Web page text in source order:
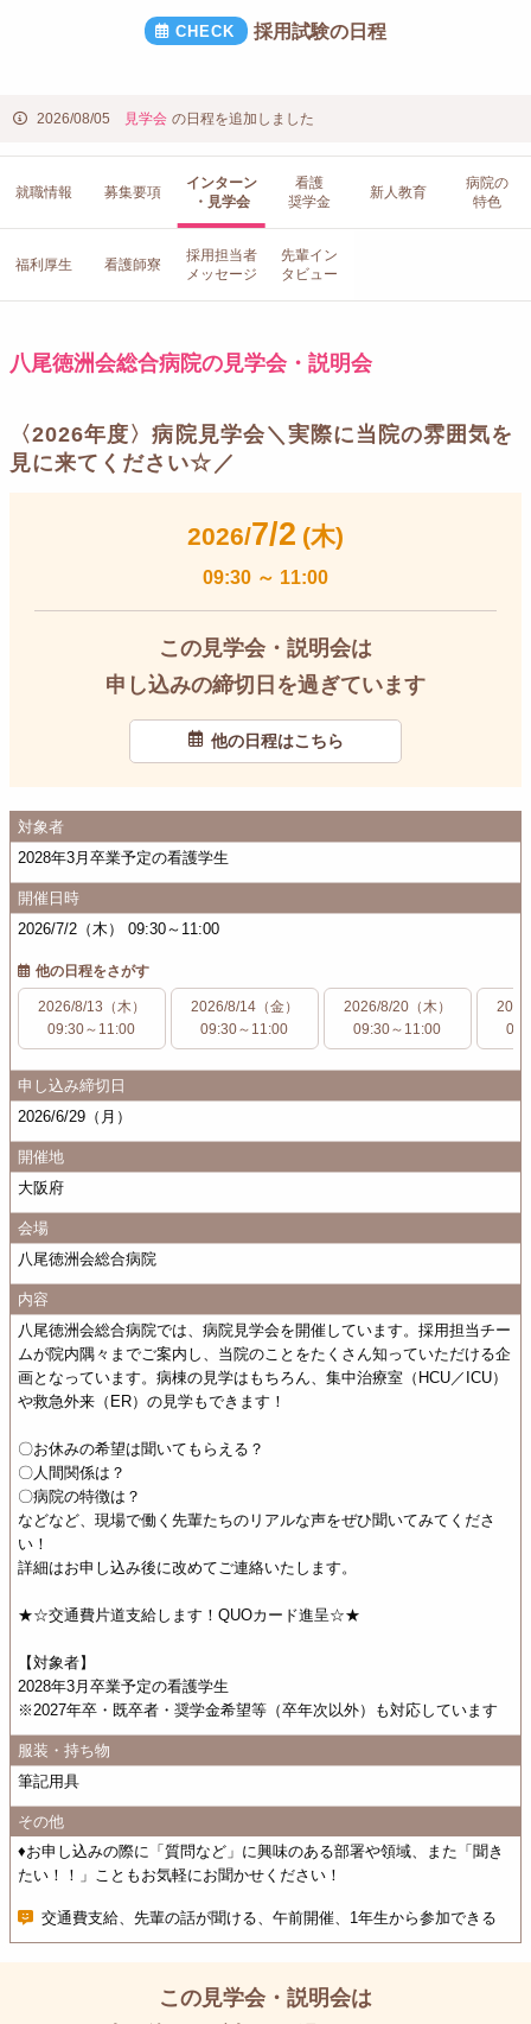
採用試験の日程
2026/08/05 見学会 の日程を追加しました
就職情報 募集要項
インターン
・見学会
看護
奨学金
新人教育
病院の
特色
福利厚生 看護師寮
採用担当者
メッセージ
先輩イン
タビュー
八尾徳洲会総合病院の見学会・説明会
〈2026年度〉病院見学会＼実際に当院の雰囲気を
見に来てください☆／
2026/7/2 (木)
09:30 ～ 11:00
この見学会・説明会は
申し込みの締切日を過ぎています
他の日程はこちら
対象者
2028年3月卒業予定の看護学生
開催日時
2026/7/2（木） 09:30～11:00
他の日程をさがす
2026/8/13（木）
09:30～11:00
2026/8/14（金）
09:30～11:00
2026/8/20（木）
09:30～11:00
申し込み締切日
2026/6/29（月）
開催地
大阪府
会場
八尾徳洲会総合病院
内容
八尾徳洲会総合病院では、病院見学会を開催しています。採用担当チー
ムが院内隅々までご案内し、当院のことをたくさん知っていただける企
画となっています。病棟の見学はもちろん、集中治療室（HCU／ICU）
や救急外来（ER）の見学もできます！
〇お休みの希望は聞いてもらえる？
〇人間関係は？
〇病院の特徴は？
などなど、現場で働く先輩たちのリアルな声をぜひ聞いてみてくださ
い！
詳細はお申し込み後に改めてご連絡いたします。
★☆交通費片道支給します！QUOカード進呈☆★
【対象者】
2028年3月卒業予定の看護学生
※2027年卒・既卒者・奨学金希望等（卒年次以外）も対応しています
服装・持ち物
筆記用具
その他
♦お申し込みの際に「質問など」に興味のある部署や領域、また「聞き
たい！！」こともお気軽にお聞かせください！
交通費支給、先輩の話が聞ける、午前開催、1年生から参加できる
この見学会・説明会は